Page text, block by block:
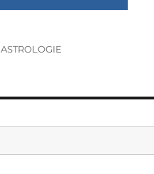
Categories
ASTROLOGIE